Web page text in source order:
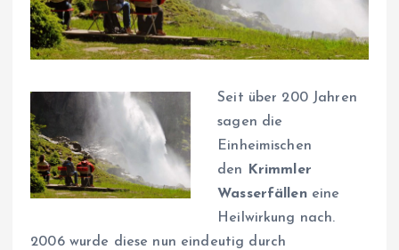
Seit über 200 Jahren
sagen die
Einheimischen
den
Krimmler
Wasserfälleneine
Heilwirkung nach.
2006 wurde diese nun eindeutig durch